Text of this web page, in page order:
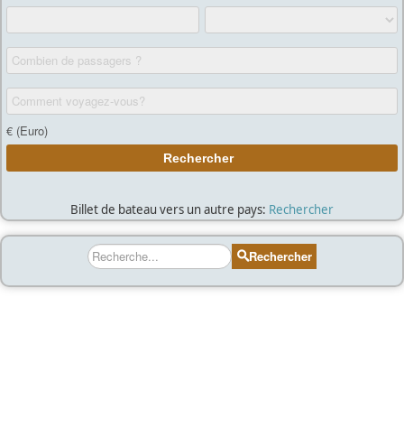
Billet de bateau vers un autre pays: Rechercher
Rechercher Rechercher